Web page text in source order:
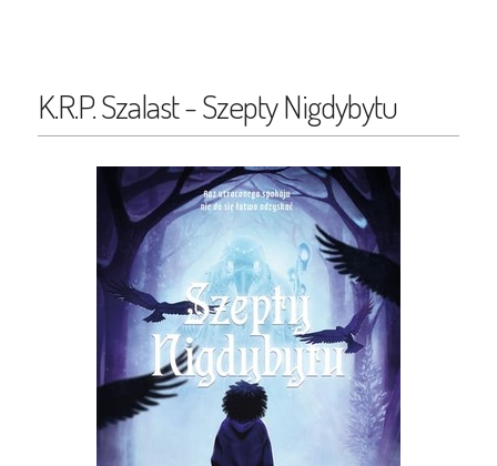
K.R.P. Szalast - Szepty Nigdybytu